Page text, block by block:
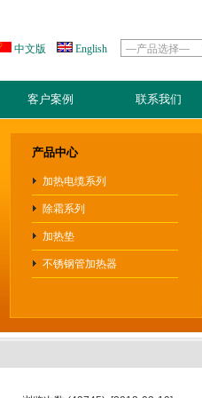
中文版 English
客户案例 联系我们
产品中心
加热电缆系列
除霜系列
加热垫
不锈钢管加热器